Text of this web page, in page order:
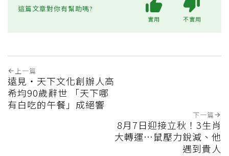
這篇文章對你有幫助嗎?
實用 不實用
上一篇
遠見‧天下文化創辦人高
希均90歲辭世 「天下哪
有白吃的午餐」成絕響
下一篇
8月7日迎接立秋！3生肖
大轉運…鼠壓力銳減、他
遇到貴人